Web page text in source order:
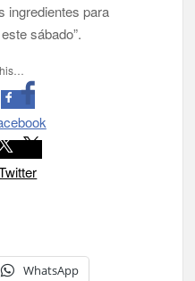
ingredientes para
sábado”.
WhatsApp